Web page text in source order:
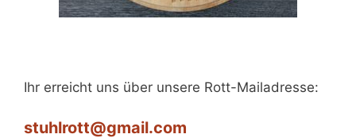
Ihr erreicht uns über unsere Rott-Mailadresse:
stuhlrott@gmail.com